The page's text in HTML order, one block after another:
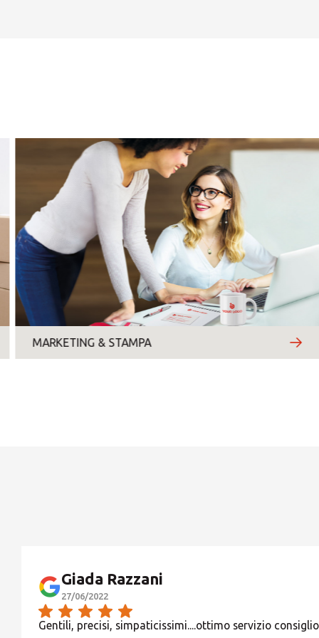
MARKETING & STAMPA
Giada Razzani
27/06/2022
Gentili, precisi, simpaticissimi....ottimo servizio
Motivo del contatto*
martedì
mercoledì
giovedì
venerdì
sabato
domenica